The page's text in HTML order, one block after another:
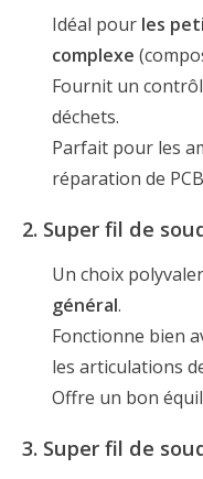
Idéal pour les
complexe
Fournit un
déchets.
Parfait pour les
réparation de
2. Super fil de
Un choix
général.
Fonctionne bien
les articulations
Offre un bon
3. Super fil de